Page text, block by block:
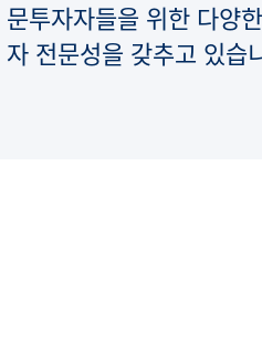
문투자자들을 위한 다양
자 전문성을 갖추고 있습